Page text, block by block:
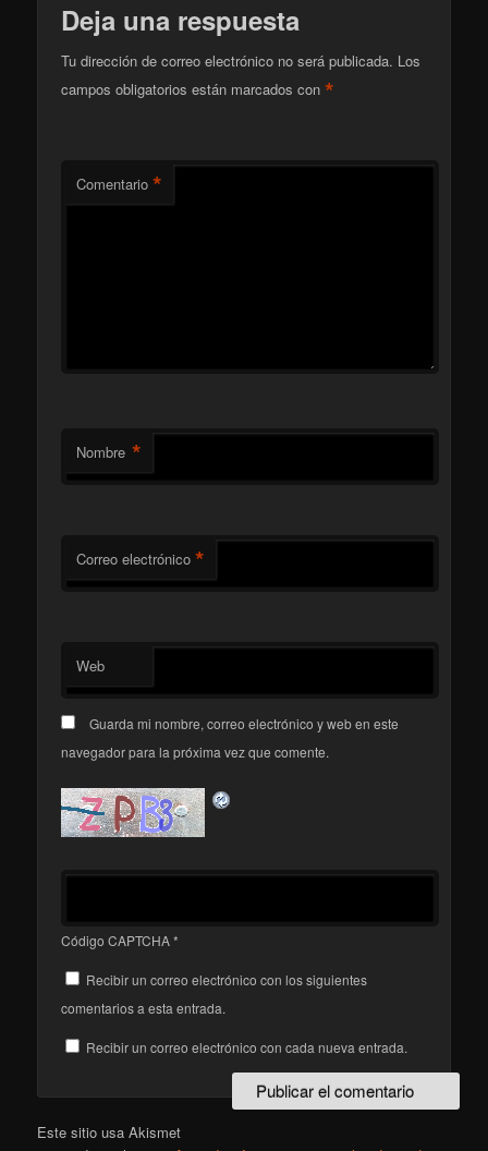
Deja una respuesta
Tu dirección de correo electrónico no será publicada. Los
campos obligatorios están marcados con*
Comentario *
Nombre *
Correo electrónico *
Web
Guarda mi nombre, correo electrónico y web en este
navegador para la próxima vez que comente.
Código CAPTCHA*
Recibir un correo electrónico con los siguientes
comentarios a esta entrada.
Recibir un correo electrónico con cada nueva entrada.
Este sitio usa Akismet